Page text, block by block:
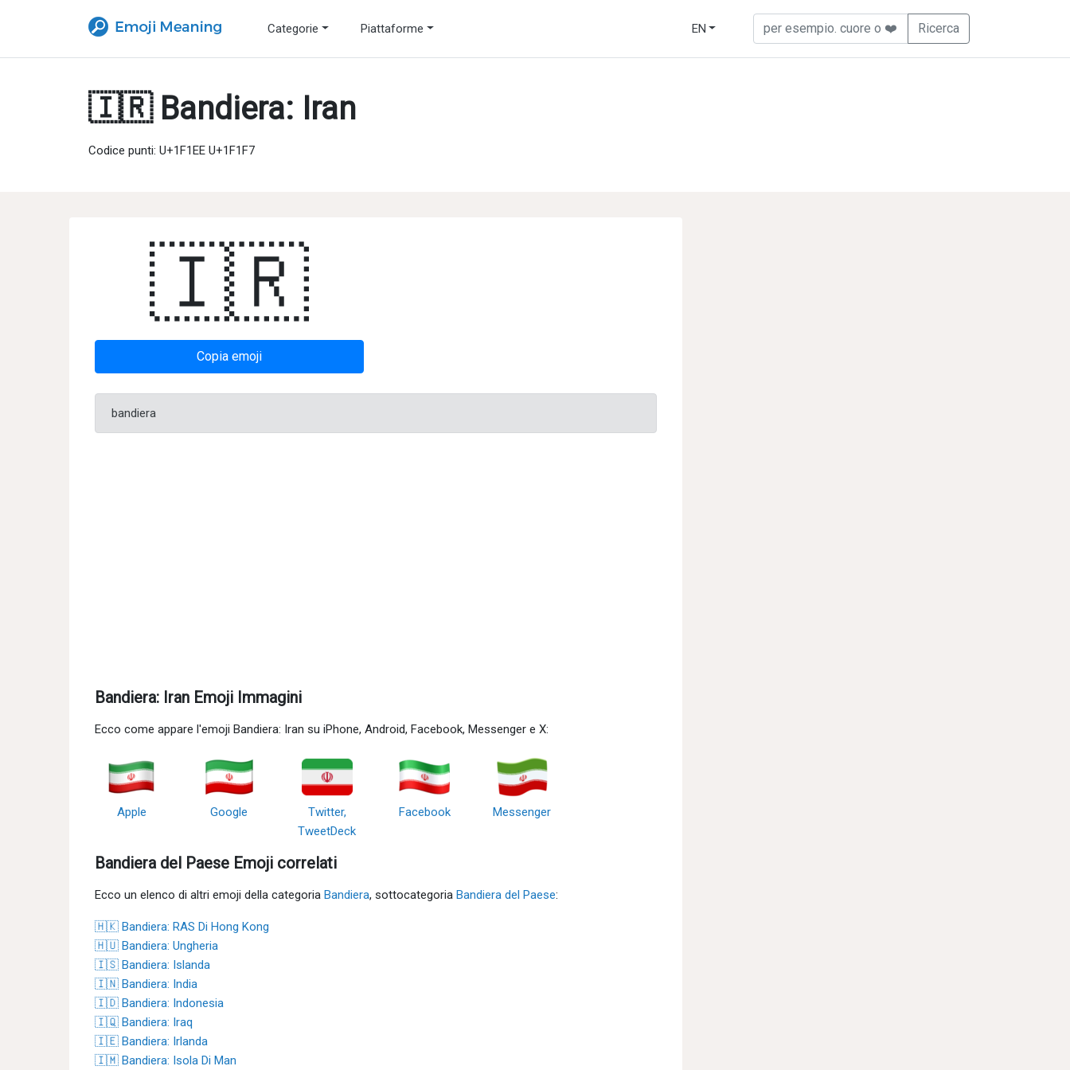
Categorie Piattaforme EN
🇮🇷 Bandiera: Iran
Codice punti: U+1F1EE U+1F1F7
🇮🇷
Copia emoji
bandiera
Bandiera: Iran Emoji Immagini
Ecco come appare l'emoji Bandiera: Iran su iPhone, Android, Facebook, Messenger e X:
Apple Google
Twitter,
TweetDeck
Facebook Messenger
Bandiera del Paese Emoji correlati
Ecco un elenco di altri emoji della categoria Bandiera, sottocategoria Bandiera del Paese:
🇭🇰 Bandiera: RAS Di Hong Kong
🇭🇺 Bandiera: Ungheria
🇮🇸 Bandiera: Islanda
🇮🇳 Bandiera: India
🇮🇩 Bandiera: Indonesia
🇮🇶 Bandiera: Iraq
🇮🇪 Bandiera: Irlanda
🇮🇲 Bandiera: Isola Di Man